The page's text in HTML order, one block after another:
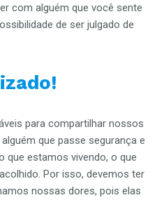
com alguém que você sente
de ser julgado de
para compartilhar nossos
que passe segurança e
que estamos vivendo, o que
Por isso, devemos ter
nossas dores, pois elas